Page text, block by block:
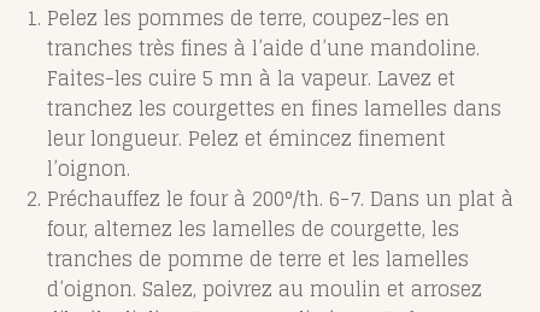
Pelez les pommes de terre, coupez-les en
tranches très fines à l’aide d’une mandoline.
Faites-les cuire 5 mn à la vapeur. Lavez et
tranchez les courgettes en fines lamelles dans
leur longueur. Pelez et émincez finement
l’oignon.
Préchauffez le four à 200°/th. 6-7. Dans un plat à
four, alternez les lamelles de courgette, les
tranches de pomme de terre et les lamelles
d’oignon. Salez, poivrez au moulin et arrosez